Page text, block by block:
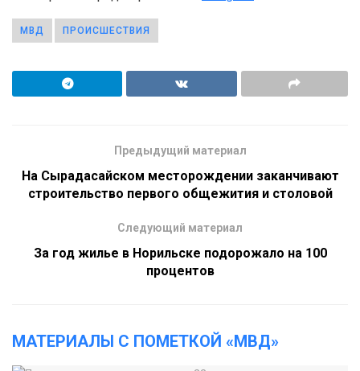
МВД ПРОИСШЕСТВИЯ
Предыдущий материал
На Сырадасайском месторождении заканчивают
строительство первого общежития и столовой
Следующий материал
За год жилье в Норильске подорожало на 100
процентов
МАТЕРИАЛЫ С ПОМЕТКОЙ «МВД»